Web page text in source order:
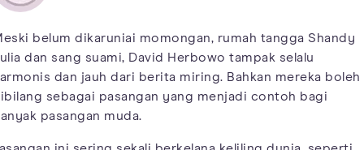
belum dikaruniai momongan, rumah tangga Shandy
dan sang suami, David Herbowo tampak selalu
dan jauh dari berita miring. Bahkan mereka boleh
sebagai pasangan yang menjadi contoh bagi
pasangan muda.